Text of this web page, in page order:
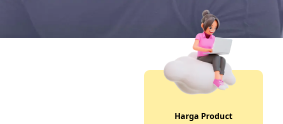
Harga Product